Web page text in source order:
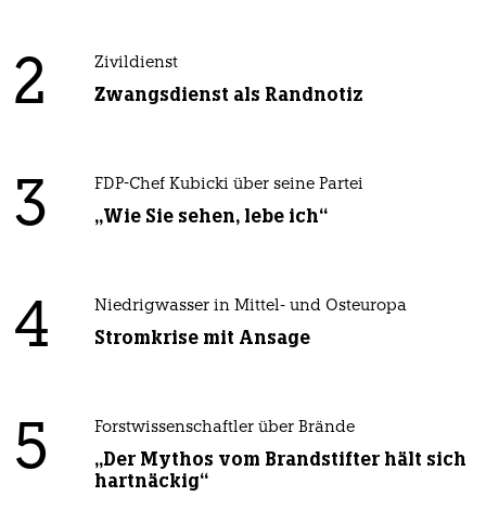
2 Zivildienst
Zwangsdienst als Randnotiz
3 FDP-Chef Kubicki über seine Partei
„Wie Sie sehen, lebe ich“
4 Niedrigwasser in Mittel- und Osteuropa
Stromkrise mit Ansage
5 Forstwissenschaftler über Brände
„Der Mythos vom Brandstifter hält sich
hartnäckig“